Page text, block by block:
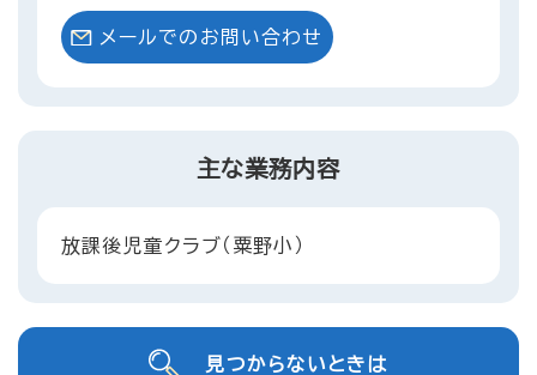
メールでのお問い合わせ
主な業務内容
放課後児童クラブ（粟野小）
見つからないときは